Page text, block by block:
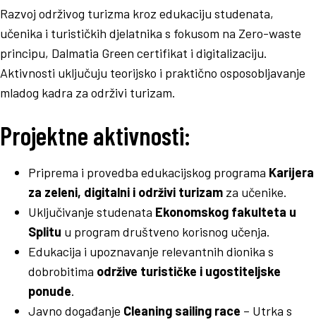
Razvoj održivog turizma kroz edukaciju studenata,
učenika i turističkih djelatnika s fokusom na Zero-waste
principu, Dalmatia Green certifikat i digitalizaciju.
Aktivnosti uključuju teorijsko i praktično osposobljavanje
mladog kadra za održivi turizam.
Projektne aktivnosti:
Priprema i provedba edukacijskog programa Karijera
za zeleni, digitalni i održivi turizam za učenike.
Uključivanje studenata Ekonomskog fakulteta u
Splitu u program društveno korisnog učenja.
Edukacija i upoznavanje relevantnih dionika s
dobrobitima održive turističke i ugostiteljske
ponude.
Javno događanje Cleaning sailing race – Utrka s